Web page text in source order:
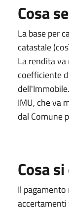
Cosa
La base per
catastale
La rendita
coefficiente
IMU, che va
dal Comune
Cosa
Il